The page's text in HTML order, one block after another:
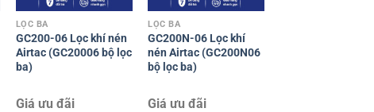
LỌC BA
GC200-06 Lọc khí nén
Airtac (GC20006 bộ lọc
ba)
Giá ưu đãi
LỌC BA
GC200N-06 Lọc khí
nén Airtac (GC200N06
bộ lọc ba)
Giá ưu đãi